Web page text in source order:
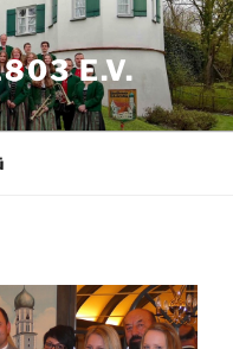
E.V.